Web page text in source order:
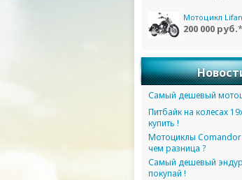
Мотоцикл
200 000 руб.*
Самый дешевый
Питбайк на колесах
купить !
Мотоциклы
чем разница ?
Самый дешевый
покупай !